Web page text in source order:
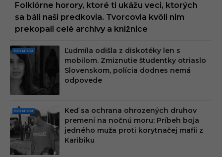
Folklórne horory, ktoré ti ukážu veci, ktorých
sa báli naši predkovia. Tvorcovia kvôli nim
prekopali celé archívy a knižnice
PRE
MIU
M
Ľudmila odišla z diskotéky len s
mobilom. Zmiznutie študentky otriaslo
Slovenskom, polícia dodnes nemá
odpovede
PRE
MIU
M
Keď sa ochrana ohrozených druhov
premení na nočnú moru: Príbeh boja
jedného muža proti korytnačej mafii z
Karibiku